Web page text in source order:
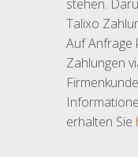
stehen.
Talixo
Auf Anfrage
Zahlungen
erhalten Sie